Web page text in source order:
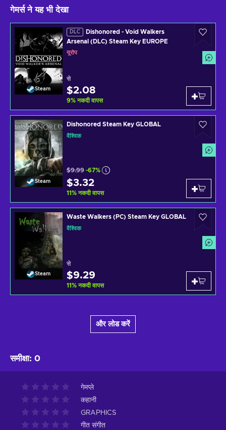
गेमर्स ने यह भी देखा
Steam
DLC
Dishonored - Void Walkers
Arsenal (DLC) Steam Key EUROPE
यूरोप
से
$2.08
9% नकदी वापस
Steam
Dishonored Steam Key GLOBAL
वैश्विक
$9.99 -67%
$3.32
11% नकदी वापस
Steam
Waste Walkers (PC) Steam Key GLOBAL
वैश्विक
से
$9.29
11% नकदी वापस
और लोड करें
समीक्षा: 0
गेमप्ले
कहानी
GRAPHICS
गीत संगीत